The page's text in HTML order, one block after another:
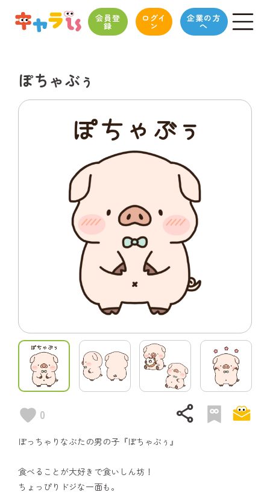
会員登
録
ログイ
ン
企業の方
へ
ぽちゃぶぅ
0 share
ぽっちゃりなぶたの男の子『ぽちゃぶぅ』
食べることが大好きで食いしん坊！
ちょっぴりドジな一面も。